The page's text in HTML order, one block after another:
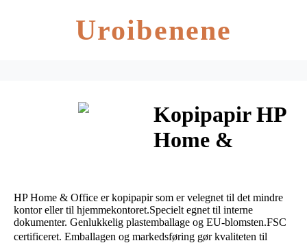
Uroibenene
Kopipapir HP
Home &
CHP150
500ark/pak
HP Home & Office er kopipapir som er velegnet til det mindre
kontor eller til hjemmekontoret.Specielt egnet til interne
dokumenter. Genlukkelig plastemballage og EU-blomsten.FSC
certificeret. Emballagen og markedsføring gør kvaliteten til